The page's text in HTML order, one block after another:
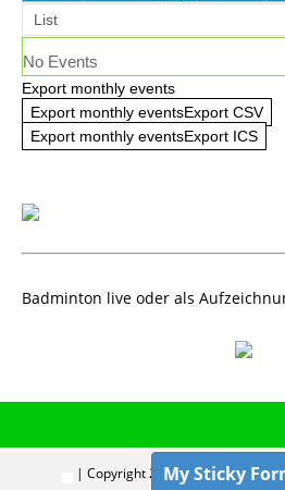
List
No Events
Export monthly events
Export monthly eventsExport CSV
Export monthly eventsExport ICS
Badminton live oder als
| Copyright 2024 | BADMINTON-
My Sticky